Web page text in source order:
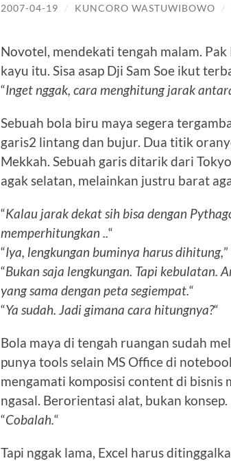
2007-04-19 / KUNCORO WASTUWIBOWO /
Novotel, mendekati tengah malam.
kayu itu. Sisa asap Dji Sam Soe ikut
“Inget nggak, cara menghitung jarak
Sebuah bola biru maya segera
garis2 lintang dan bujur. Dua titik
Mekkah. Sebuah garis ditarik dari
agak selatan, melainkan justru barat
“Kalau jarak dekat sih bisa dengan
memperhitungkan .. “
“Iya, lengkungan buminya harus dihitung,
“Bukan saja lengkungan. Tapi
yang sama dengan peta segiempat.“
“Ya sudah. Jadi gimana cara hitungnya?“
Bola maya di tengah ruangan sudah
punya tools selain MS Office di
mengamati komposisi content di bisnis
ngasal. Berorientasi alat, bukan konsep.
“Cobalah. “
Tapi nggak lama, Excel harus